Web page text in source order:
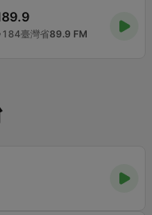
184臺灣省89.9 FM